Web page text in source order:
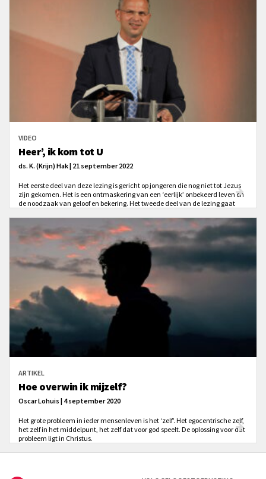
VIDEO
Heer’, ik kom tot U
ds. K. (Krijn) Hak | 21 september 2022
Het eerste deel van deze lezing is gericht op jongeren die nog niet tot Jezus
zijn gekomen. Het is een ontmaskering van een ‘eerlijk’ onbekeerd leven en
de noodzaak van geloof en bekering. Het tweede deel van de lezing gaat
op welke manier er een diepere liefdesband met de Vader groeien kan.
ARTIKEL
Hoe overwin ik mijzelf?
Oscar Lohuis | 4 september 2020
Het grote probleem in ieder mensenleven is het ‘zelf’. Het egocentrische zelf,
het zelf in het middelpunt, het zelf dat voor god speelt. De oplossing voor dat
probleem ligt in Christus.